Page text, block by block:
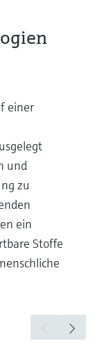
einer
und
zu
ein
Stoffe